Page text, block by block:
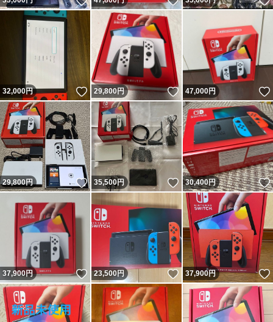
32,000円 いいね！
29,800円 いいね！
47,000円
29,800円 いいね！
35,500円 いいね！
30,400円
37,900円 いいね！
23,500円 いいね！
37,900円